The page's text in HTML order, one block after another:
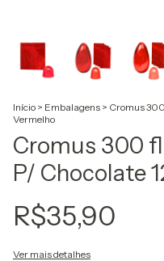
Início > Embalagens > Cromus
Vermelho
Cromus 300
P/ Chocolate
R$35,90
Ver mais detalhes